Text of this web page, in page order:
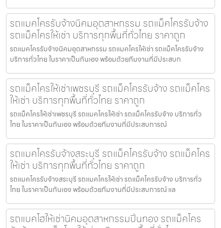
รถแมคโครรับจ้างนิคมอุตสาหกรรม รถแม็คโครรับจ้าง
รถแม็คโครให้เช่า บริการทุกพื้นที่ทั่วไทย ราคาถูก
รถแมคโครรับจ้างนิคมอุตสาหกรรม รถแมคโครให้เช่า รถแม็คโครรับจ้าง
บริการทั่วไทย ในราคาเป็นกันเอง พร้อมด้วยทีมงานที่มีประสบก
รถแม็คโครให้เช่าเพชรบุรี รถแม็คโครรับจ้าง รถแม็คโคร
ให้เช่า บริการทุกพื้นที่ทั่วไทย ราคาถูก
รถแม็คโครให้เช่าเพชรบุรี รถแมคโครให้เช่า รถแม็คโครรับจ้าง บริการทั่ว
ไทย ในราคาเป็นกันเอง พร้อมด้วยทีมงานที่มีประสบการณ์
รถแมคโครรับจ้างสระบุรี รถแม็คโครรับจ้าง รถแม็คโคร
ให้เช่า บริการทุกพื้นที่ทั่วไทย ราคาถูก
รถแมคโครรับจ้างสระบุรี รถแมคโครให้เช่า รถแม็คโครรับจ้าง บริการทั่ว
ไทย ในราคาเป็นกันเอง พร้อมด้วยทีมงานที่มีประสบการณ์ แล
รถแบคโฮให้เช่านิคมอุตสาหกรรมปิ่นทอง รถแม็คโคร